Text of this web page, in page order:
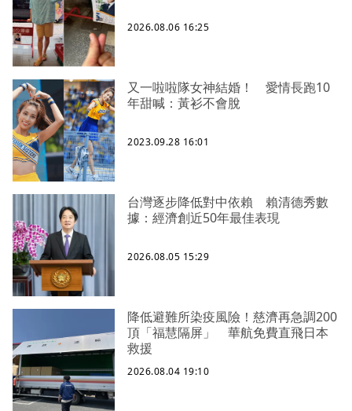
2026.08.06 16:25
又一啦啦隊女神結婚！ 愛情長跑10
年甜喊：黃衫不會脫
2023.09.28 16:01
台灣逐步降低對中依賴 賴清德秀數
據：經濟創近50年最佳表現
2026.08.05 15:29
降低避難所染疫風險！慈濟再急調200
頂「福慧隔屏」 華航免費直飛日本
救援
2026.08.04 19:10